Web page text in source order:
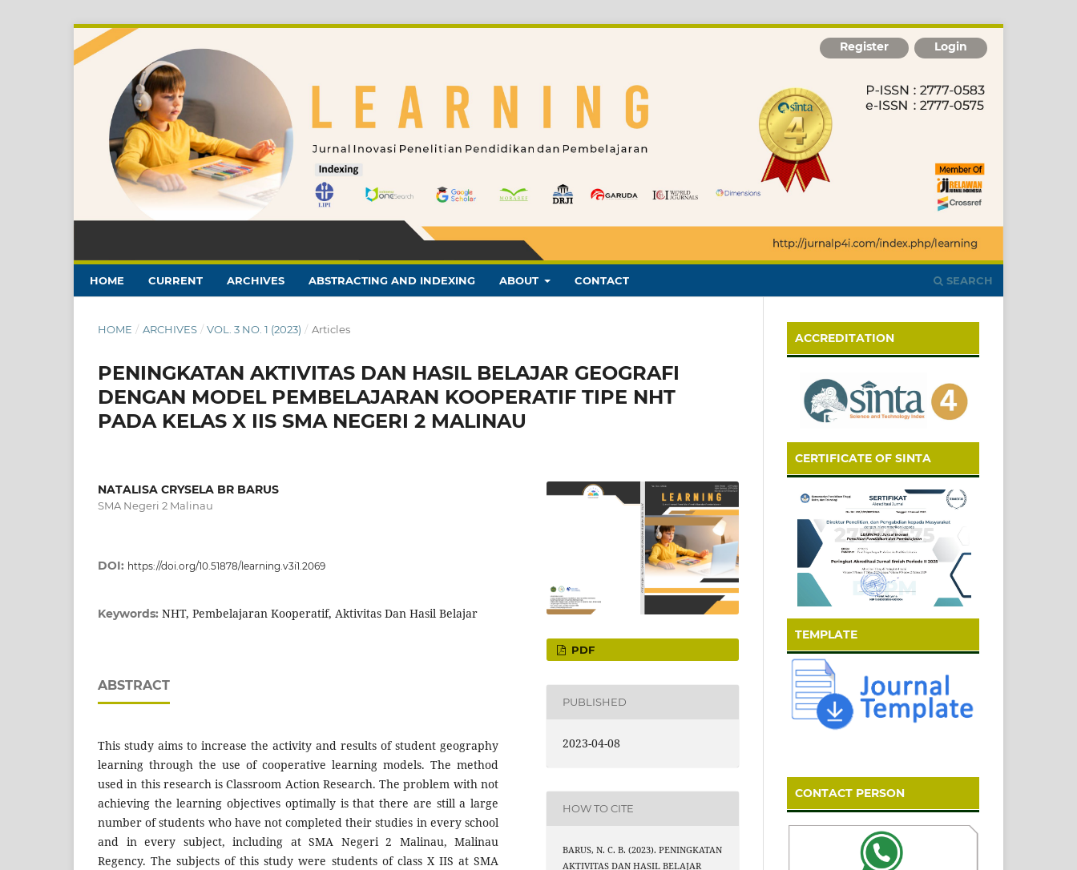
HOME CURRENT ARCHIVES ABSTRACTING AND INDEXING ABOUT CONTACT SEARCH
Register Login
HOME / ARCHIVES / VOL. 3 NO. 1 (2023) / Articles
PENINGKATAN AKTIVITAS DAN HASIL BELAJAR GEOGRAFI
DENGAN MODEL PEMBELAJARAN KOOPERATIF TIPE NHT
PADA KELAS X IIS SMA NEGERI 2 MALINAU
NATALISA CRYSELA BR BARUS
SMA Negeri 2 Malinau
DOI: https://doi.org/10.51878/learning.v3i1.2069
Keywords: NHT, Pembelajaran Kooperatif, Aktivitas Dan Hasil Belajar
ABSTRACT
This study aims to increase the activity and results of student geography
learning through the use of cooperative learning models. The method
used in this research is Classroom Action Research. The problem with not
achieving the learning objectives optimally is that there are still a large
number of students who have not completed their studies in every school
and in every subject, including at SMA Negeri 2 Malinau, Malinau
Regency. The subjects of this study were students of class X IIS at SMA
PDF
PUBLISHED
2023-04-08
HOW TO CITE
BARUS, N. C. B. (2023). PENINGKATAN
AKTIVITAS DAN HASIL BELAJAR
ACCREDITATION
CERTIFICATE OF SINTA
TEMPLATE
CONTACT PERSON